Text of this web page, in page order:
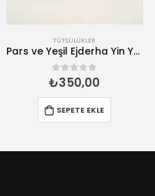
TÜTSÜLÜKLER
Pars ve Yeşil Ejderha Yin Yang Geri Akış Tütsülük – El Yapımı Tütsü Brülörü
0 5 üzerinden
₺350,00
SEPETE EKLE